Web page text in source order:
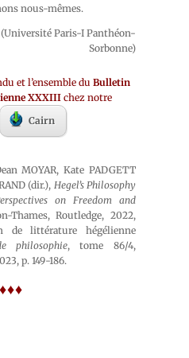
nous-mêmes.
(Université Paris-I Panthéon-
Sorbonne)
et l’ensemble duBulletin
XXXIII chez notre
Cairn
MOYAR, Kate PADGETT
(dir.), Hegel’s Philosophy
on Freedom and
Thames, Routledge, 2022,
de littérature hégélienne
philosophie, tome 86/4,
p. 149-186.
♦♦♦